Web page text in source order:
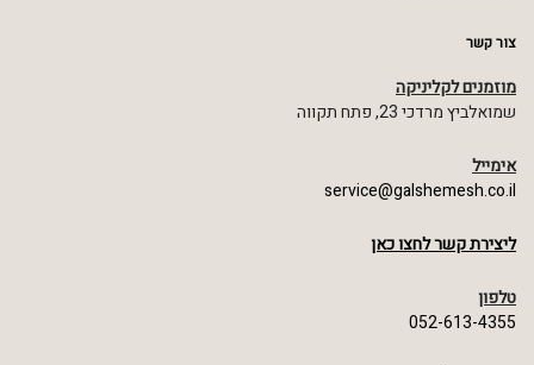
צור קשר
מוזמנים לקליניקה
שמואלביץ מרדכי 23, פתח תקווה
אימייל
service@galshemesh.co.il
ליצירת קשר לחצו כאן
טלפון
052-613-4355